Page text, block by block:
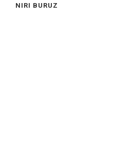
NIRI BURUZ